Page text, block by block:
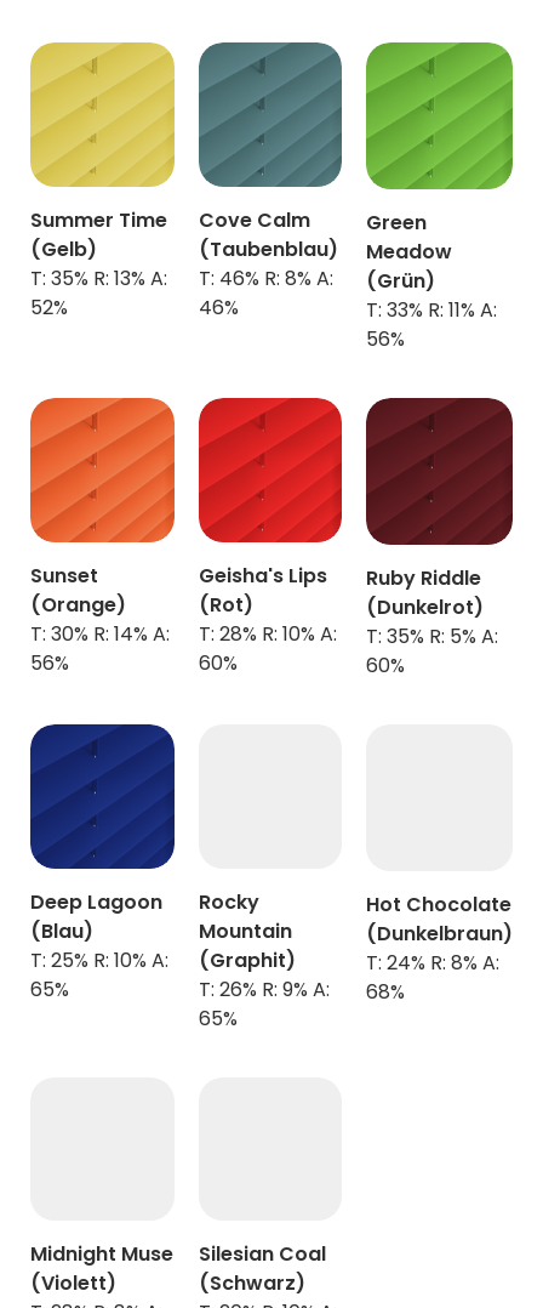
Summer Time
(Gelb)
T: 35% R: 13% A:
52%
Cove Calm
(Taubenblau)
T: 46% R: 8% A:
46%
Green
Meadow
(Grün)
T: 33% R: 11% A:
56%
Sunset
(Orange)
T: 30% R: 14% A:
56%
Geisha's Lips
(Rot)
T: 28% R: 10% A:
60%
Ruby Riddle
(Dunkelrot)
T: 35% R: 5% A:
60%
Deep Lagoon
(Blau)
T: 25% R: 10% A:
65%
Rocky
Mountain
(Graphit)
T: 26% R: 9% A:
65%
Hot Chocolate
(Dunkelbraun)
T: 24% R: 8% A:
68%
Midnight Muse
(Violett)
Silesian Coal
(Schwarz)